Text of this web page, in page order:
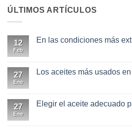
ÚLTIMOS ARTÍCULOS
12
Feb
En las condiciones más
en
En
extremas
0W20
27
Ene
Los aceites más usados
en
Los
27
Ene
Elegir el aceite adecuado